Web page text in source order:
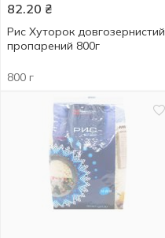
82.20 ₴
Рис Хуторок довгозернистий
пропарений 800г
800 г